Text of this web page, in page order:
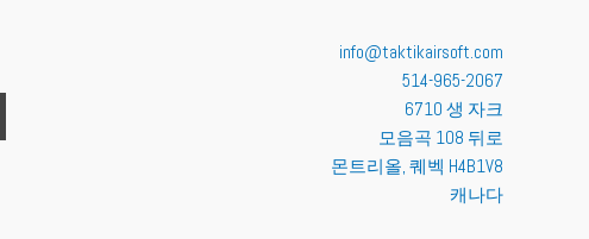
info@taktikairsoft.com
514-965-2067
6710 생 자크
모음곡 108 뒤로
몬트리올, 퀘벡 H4B1V8
캐나다